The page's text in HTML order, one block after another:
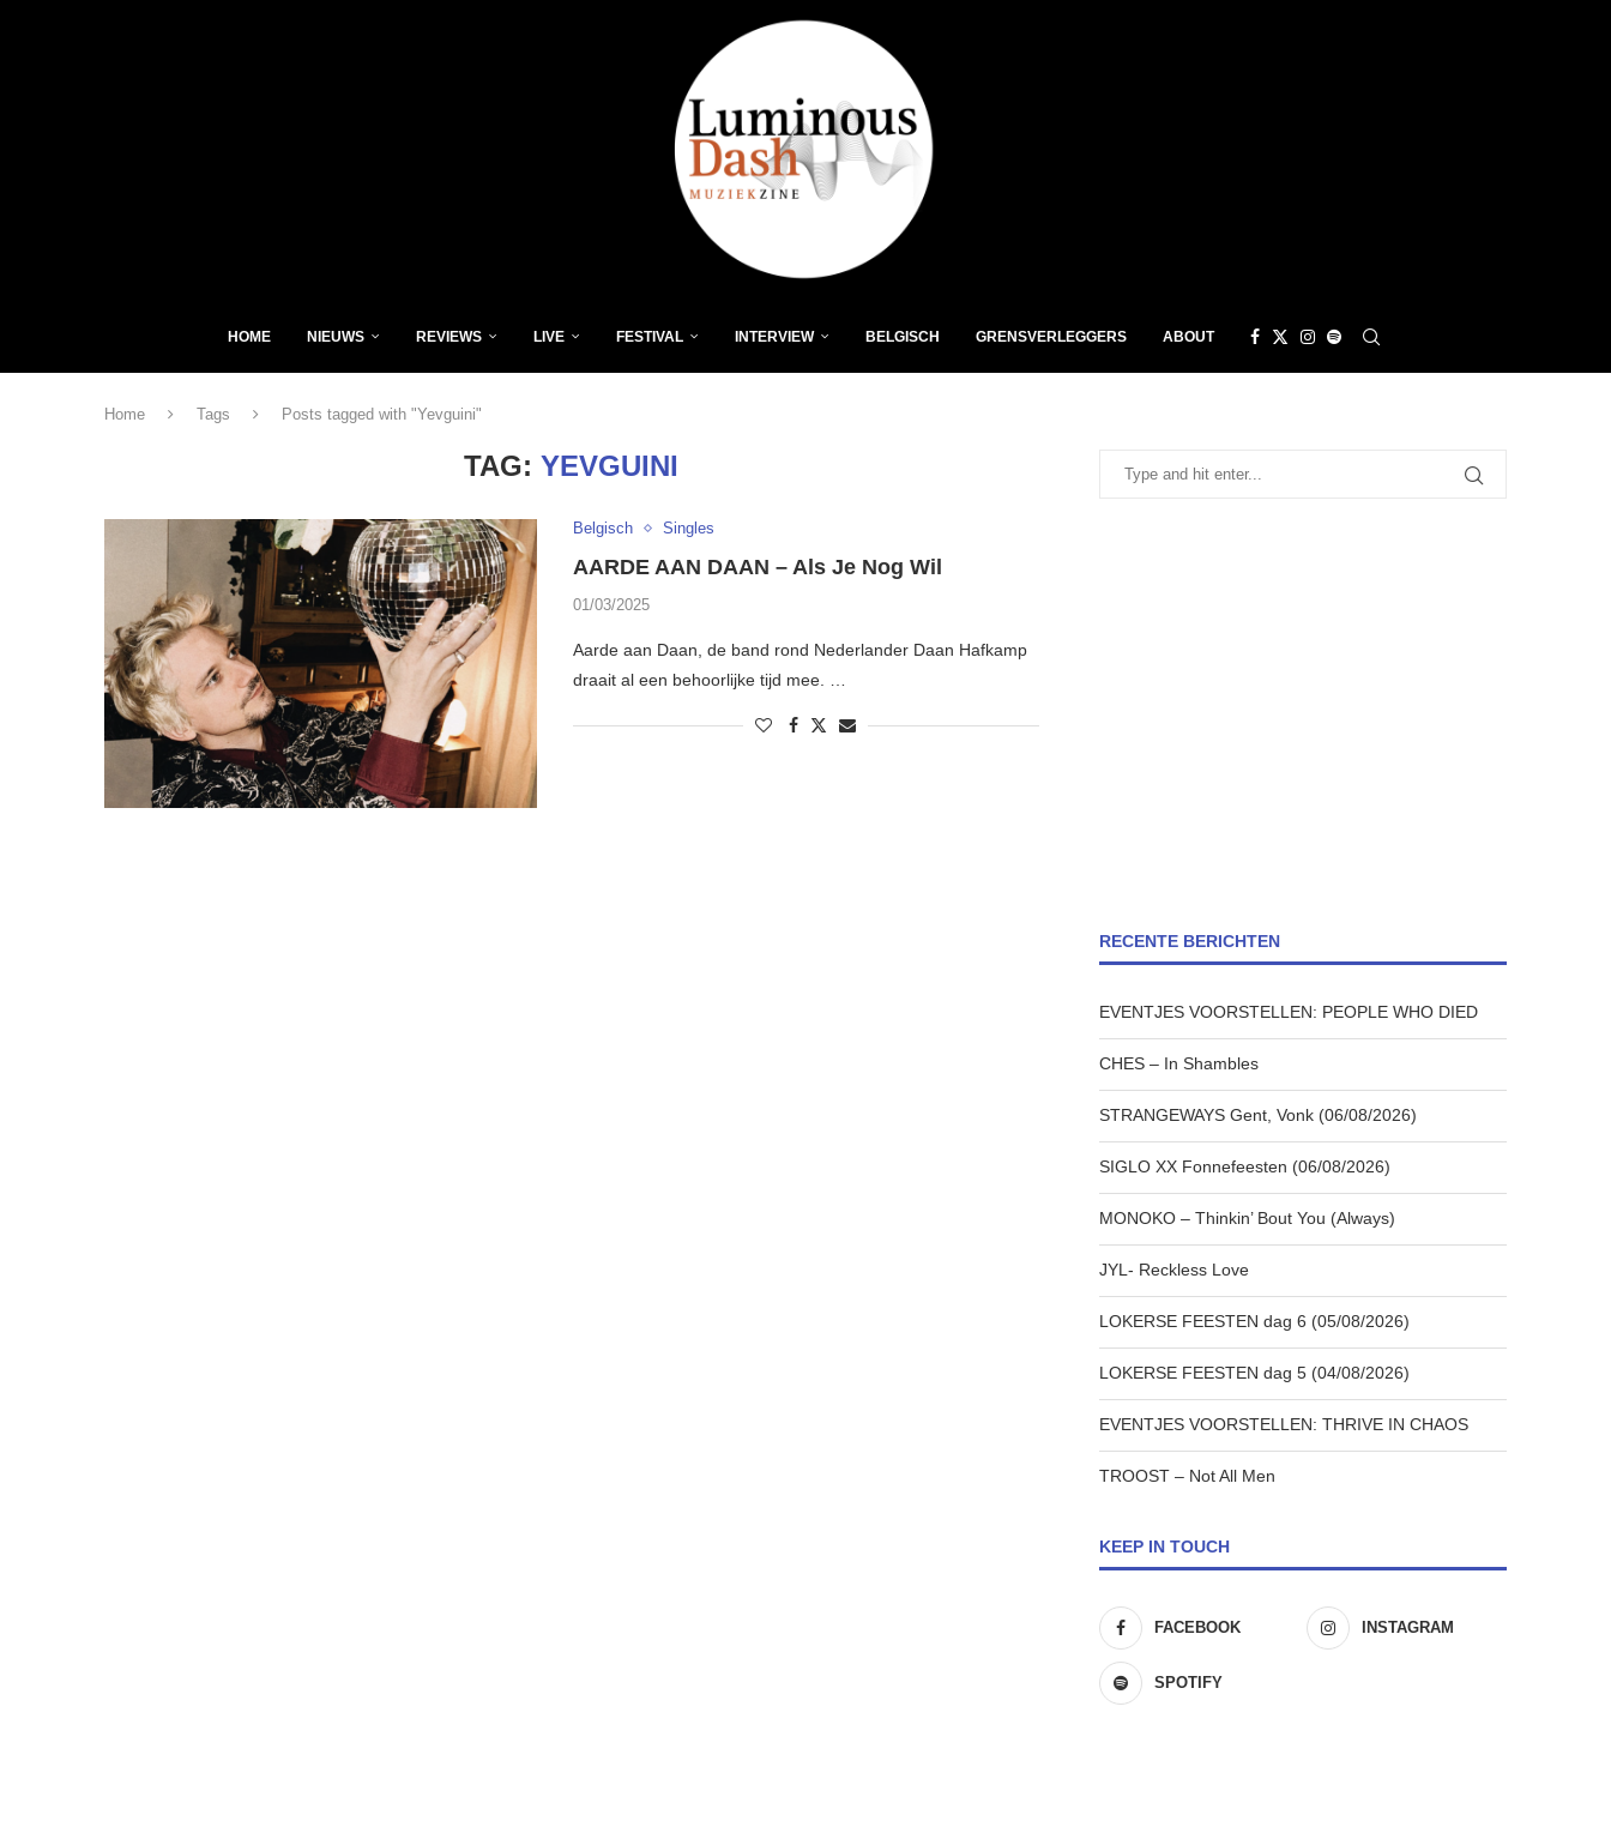
HOME NIEUWS REVIEWS LIVE FESTIVAL INTERVIEW BELGISCH GRENSVERLEGGERS ABOUT
Home Tags Posts tagged with "Yevguini"
TAG:YEVGUINI
Belgisch Singles
AARDE AAN DAAN – Als Je Nog Wil
01/03/2025
Aarde aan Daan, de band rond Nederlander Daan Hafkamp
draait al een behoorlijke tijd mee. …
RECENTE BERICHTEN
EVENTJES VOORSTELLEN: PEOPLE WHO DIED
CHES – In Shambles
STRANGEWAYS Gent, Vonk (06/08/2026)
SIGLO XX Fonnefeesten (06/08/2026)
MONOKO – Thinkin’ Bout You (Always)
JYL- Reckless Love
LOKERSE FEESTEN dag 6 (05/08/2026)
LOKERSE FEESTEN dag 5 (04/08/2026)
EVENTJES VOORSTELLEN: THRIVE IN CHAOS
TROOST – Not All Men
KEEP IN TOUCH
FACEBOOK INSTAGRAM
SPOTIFY